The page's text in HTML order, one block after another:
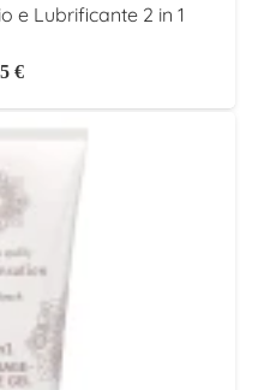
e Lubrificante 2 in 1
€